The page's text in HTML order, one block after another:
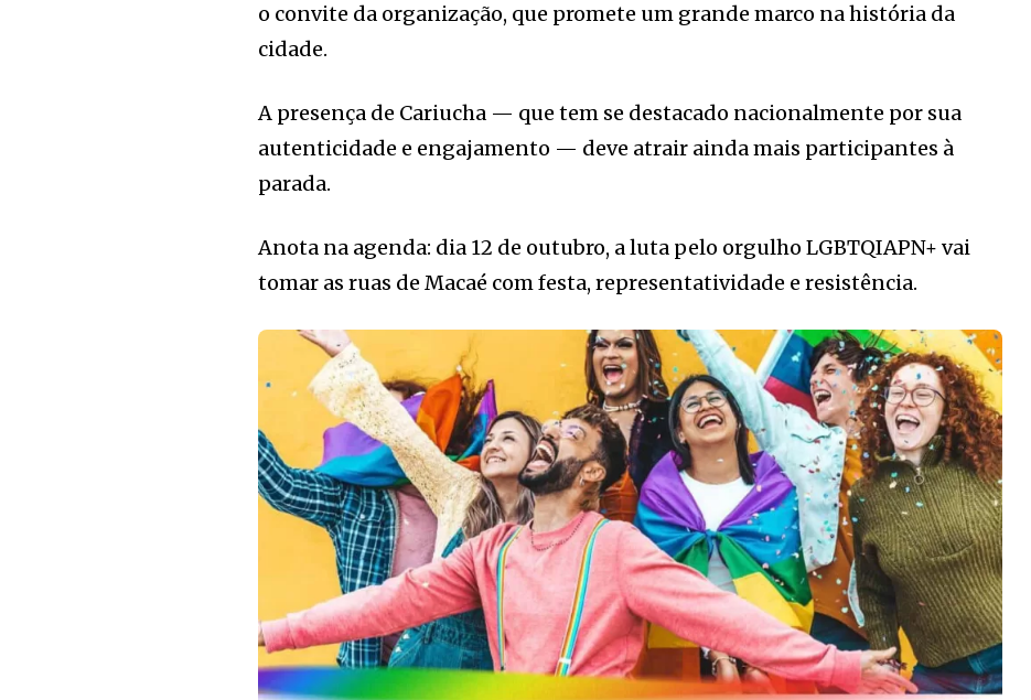
o convite da organização, que promete um grande marco na história da
cidade.
A presença de Cariucha — que tem se destacado nacionalmente por sua
autenticidade e engajamento — deve atrair ainda mais participantes à
parada.
Anota na agenda: dia 12 de outubro, a luta pelo orgulho LGBTQIAPN+ vai
tomar as ruas de Macaé com festa, representatividade e resistência.